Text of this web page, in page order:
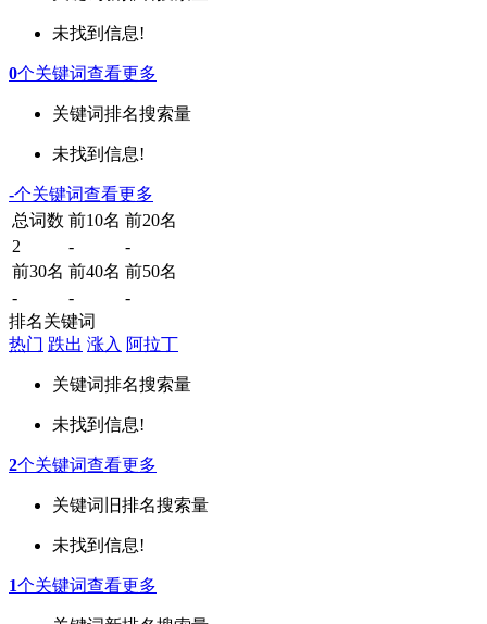
未找到信息!
0个关键词查看更多
关键词排名搜索量
未找到信息!
-个关键词查看更多
总词数 前10名 前20名
2
-
-
前30名 前40名 前50名
-
-
-
排名关键词
热门 跌出 涨入 阿拉丁
关键词排名搜索量
未找到信息!
2个关键词查看更多
关键词 旧排名搜索量
未找到信息!
1个关键词查看更多